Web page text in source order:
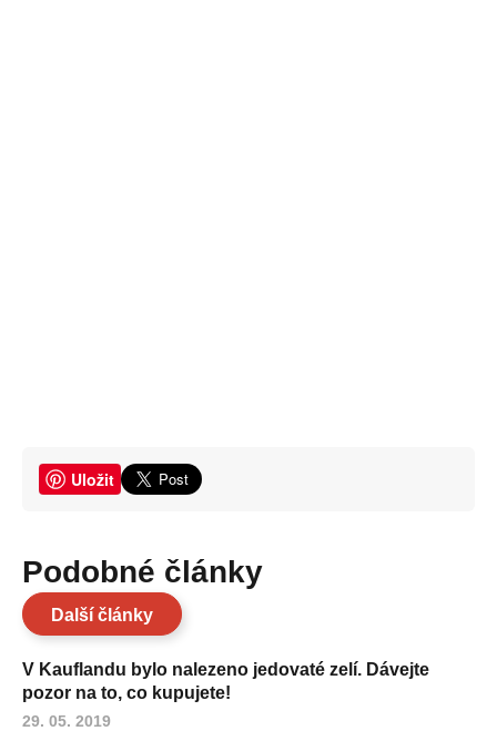
Uložit
Podobné články
Další články
V Kauflandu bylo nalezeno jedovaté zelí. Dávejte
pozor na to, co kupujete!
29. 05. 2019